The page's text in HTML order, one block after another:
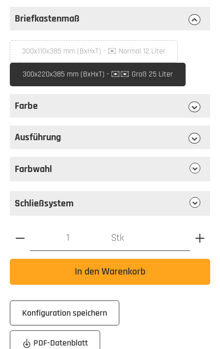
Briefkastenmaß
Briefkastenmaßauswählen
300x110x385 mm (BxHxT) - ✉️ Normal 12 Liter
(Diese Option ist zurzeit nicht verfügbar.)
300x220x385 mm (BxHxT) - ✉️✉️ Groß 25 Liter
Farbe
Ausführung
Farbwahl
Schließsystem
Produkt Anzahl: Gib den gewünschten Wert ein oder
Stk
In den Warenkorb
Konfiguration speichern
PDF-Datenblatt